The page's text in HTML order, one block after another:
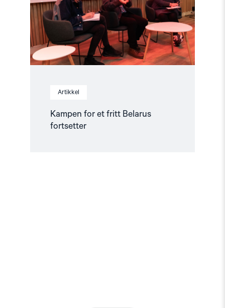
Artikkel
Kampen for et fritt Belarus
fortsetter
fortsetter"